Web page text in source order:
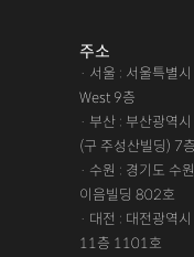
주소
· 서울 : 서울특별
West 9층
· 부산 : 부산광역
(구 주성산빌딩) 7층
· 수원 : 경기도 수
이음빌딩 802호
· 대전 : 대전광역
11층 1101호